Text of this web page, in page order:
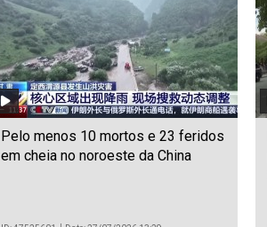
Pelo menos 10 mortos e 23 feridos
em cheia no noroeste da China